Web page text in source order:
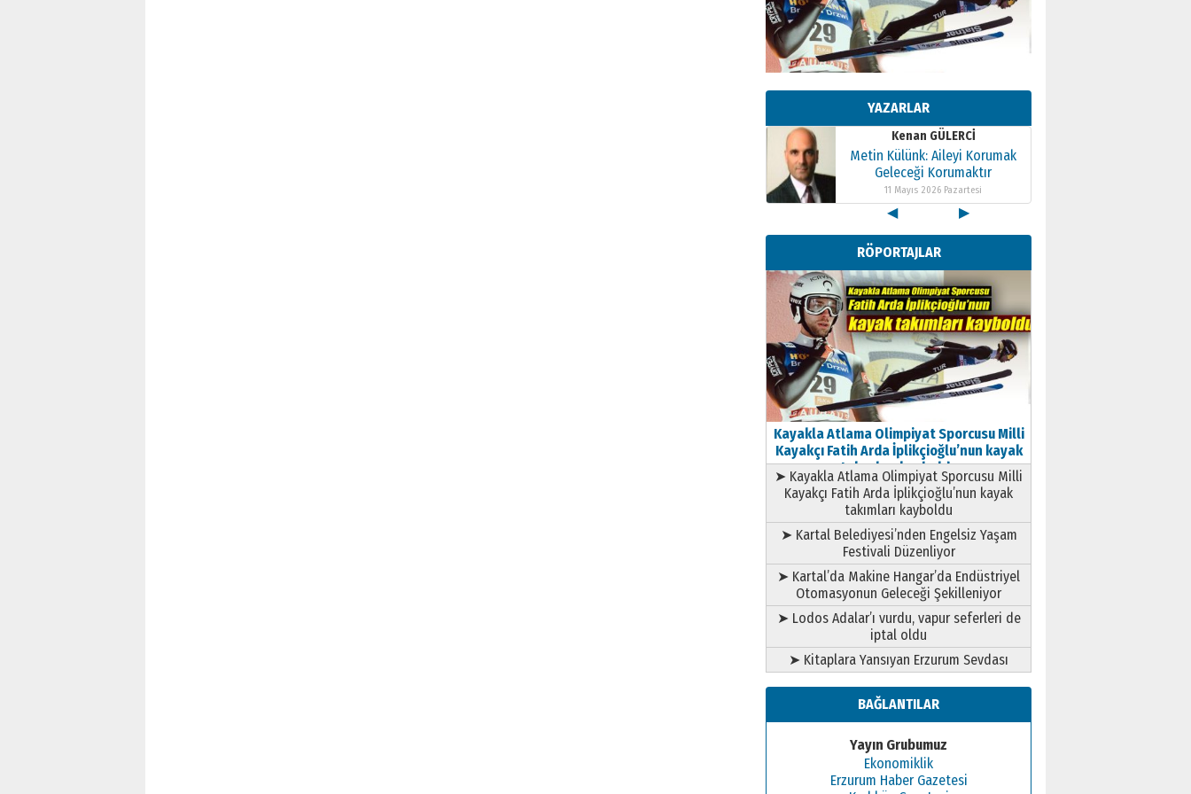
YAZARLAR
Kenan GÜLERCİ
Metin Külünk: Aileyi Korumak
Geleceği Korumaktır
11 Mayıs 2026 Pazartesi
Kenan GÜLERCİ
Metin Külünk: Aileyi Korumak
Geleceği Korumaktır
11 Mayıs 2026 Pazartesi
Kenan GÜLERCİ
Metin Külünk: Aileyi Korumak
Geleceği Korumaktır
11 Mayıs 2026 Pazartesi
◀ ▶
RÖPORTAJLAR
Kayakla Atlama Olimpiyat Sporcusu Milli
Kayakçı Fatih Arda İplikçioğlu’nun kayak
takımları kayboldu
➤ Kayakla Atlama Olimpiyat Sporcusu Milli
Kayakçı Fatih Arda İplikçioğlu’nun kayak
takımları kayboldu
➤ Kartal Belediyesi’nden Engelsiz Yaşam
Festivali Düzenliyor
➤ Kartal’da Makine Hangar’da Endüstriyel
Otomasyonun Geleceği Şekilleniyor
➤ Lodos Adalar’ı vurdu, vapur seferleri de
iptal oldu
➤ Kitaplara Yansıyan Erzurum Sevdası
BAĞLANTILAR
Yayın Grubumuz
Ekonomiklik
Erzurum Haber Gazetesi